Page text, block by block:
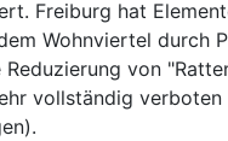
Freiburg hat
Wohnviertel durch
von
vollständig